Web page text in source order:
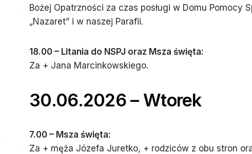
Bożej Opatrzności za czas posługi w Domu Pomocy
„Nazaret” i w naszej Parafii.
18.00 – Litania do NSPJ oraz Msza święta:
Za + Jana Marcinkowskiego.
30.06.2026 – Wtorek
7.00 – Msza święta:
Za + męża Józefa Juretko, + rodziców z obu stron